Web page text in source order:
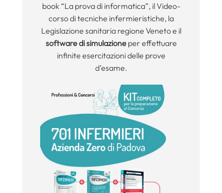
book “La prova di informatica”, il Video-
corso di tecniche infermieristiche, la
Legislazione sanitaria regione Veneto e il
software di simulazioneper effettuare
infinite esercitazioni delle prove
d’esame.